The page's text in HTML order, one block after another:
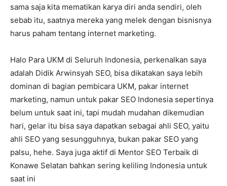
sama saja kita mematikan karya diri anda sendiri, oleh
sebab itu, saatnya mereka yang melek dengan bisnisnya
harus paham tentang internet marketing.
Halo Para UKM di Seluruh Indonesia, perkenalkan saya
adalah Didik Arwinsyah SEO, bisa dikatakan saya lebih
dominan di bagian pembicara UKM, pakar internet
marketing, namun untuk pakar SEO Indonesia sepertinya
belum untuk saat ini, tapi mudah mudahan dikemudian
hari, gelar itu bisa saya dapatkan sebagai ahli SEO, yaitu
ahli SEO yang sesungguhnya, bukan pakar SEO yang
palsu, hehe. Saya juga aktif di Mentor SEO Terbaik di
Konawe Selatan bahkan sering keliling Indonesia untuk
saat ini